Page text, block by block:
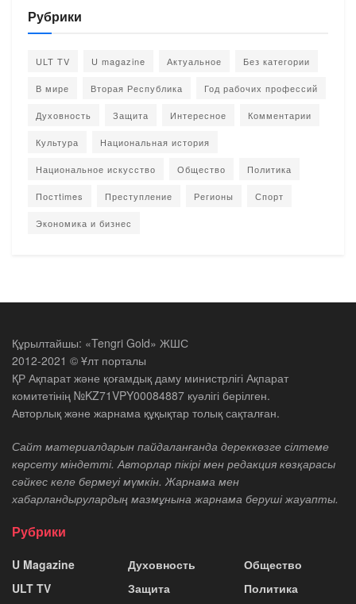
Рубрики
ULT TV U magazine Актуальное Без категории
В мире Вторая Республика Год рабочих профессий
Духовность Защита Интересное Комментарии
Культура Национальная история
Национальное искусство Общество Политика
Постtimes Преступление Регионы Спорт
Экономика и бизнес
Құрылтайшы: «Tengri Gold» ЖШС
2012-2021 © Ұлт порталы
ҚР Ақпарат және қоғамдық даму министрлігі Ақпарат
комитетінің №KZ71VPY00084887 куәлігі берілген.
Авторлық және жарнама құқықтар толық сақталған.
Сайт материалдарын пайдаланғанда дереккөзге сілтеме
көрсету міндетті. Авторлар пікірі мен редакция көзқарасы
сәйкес келе бермеуі мүмкін. Жарнама мен
хабарландырулардың мазмұнына жарнама беруші жауапты.
Рубрики
U Magazine
ULT TV
Духовность
Защита
Общество
Политика